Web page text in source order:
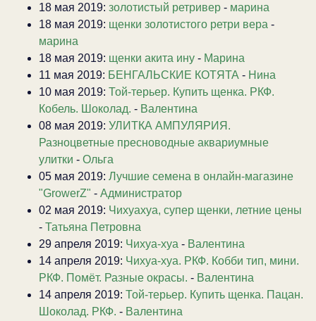
18 мая 2019: золотистый ретривер - марина
18 мая 2019: щенки золотистого ретри вера -
марина
18 мая 2019: щенки акита ину - Марина
11 мая 2019: БЕНГАЛЬСКИЕ КОТЯТА - Нина
10 мая 2019: Той-терьер. Купить щенка. РКФ.
Кобель. Шоколад. - Валентина
08 мая 2019: УЛИТКА АМПУЛЯРИЯ.
Разноцветные пресноводные аквариумные
улитки - Ольга
05 мая 2019: Лучшие семена в онлайн-магазине
"GrowerZ" - Администратор
02 мая 2019: Чихуахуа, супер щенки, летние цены
- Татьяна Петровна
29 апреля 2019: Чихуа-хуа - Валентина
14 апреля 2019: Чихуа-хуа. РКФ. Кобби тип, мини.
РКФ. Помёт. Разные окрасы. - Валентина
14 апреля 2019: Той-терьер. Купить щенка. Пацан.
Шоколад. РКФ. - Валентина